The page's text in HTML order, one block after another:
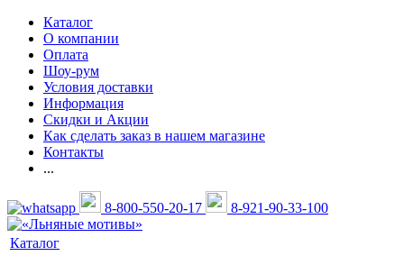
Каталог
О компании
Оплата
Шоу-рум
Условия доставки
Информация
Скидки и Акции
Как сделать заказ в нашем магазине
Контакты
...
8-800-550-20-17 8-921-90-33-100
Каталог